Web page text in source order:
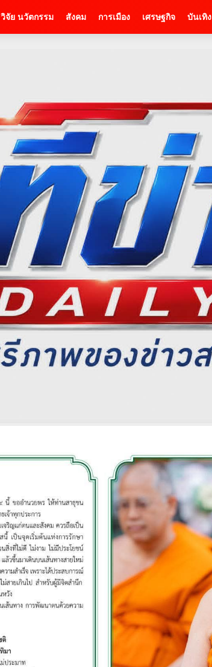
วิจัย นวัตกรรม สังคม การเมือง เศรษฐกิจ บันเทิง